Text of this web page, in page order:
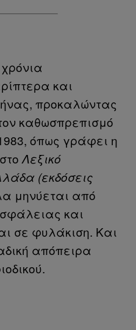
και
προκαλώντας
καθωσπρεπισμό
όπως γράφει η
Λεξικό
(εκδόσεις
μηνύεται από
και
σε φυλάκιση. Και
απόπειρα